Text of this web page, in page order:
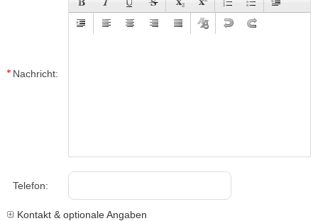
Nachricht:
Telefon:
Kontakt & optionale Angaben